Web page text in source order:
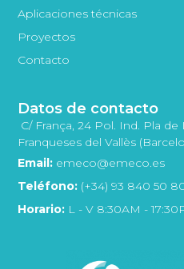
Aplicaciones técnicas
Proyectos
Contacto
Datos de contacto
C/ França, 24 Pol. Ind. Pla
Franqueses del Vallès
Email: emeco@emeco.es
Teléfono: (+34) 93 840 50
Horario: L - V 8:30AM -